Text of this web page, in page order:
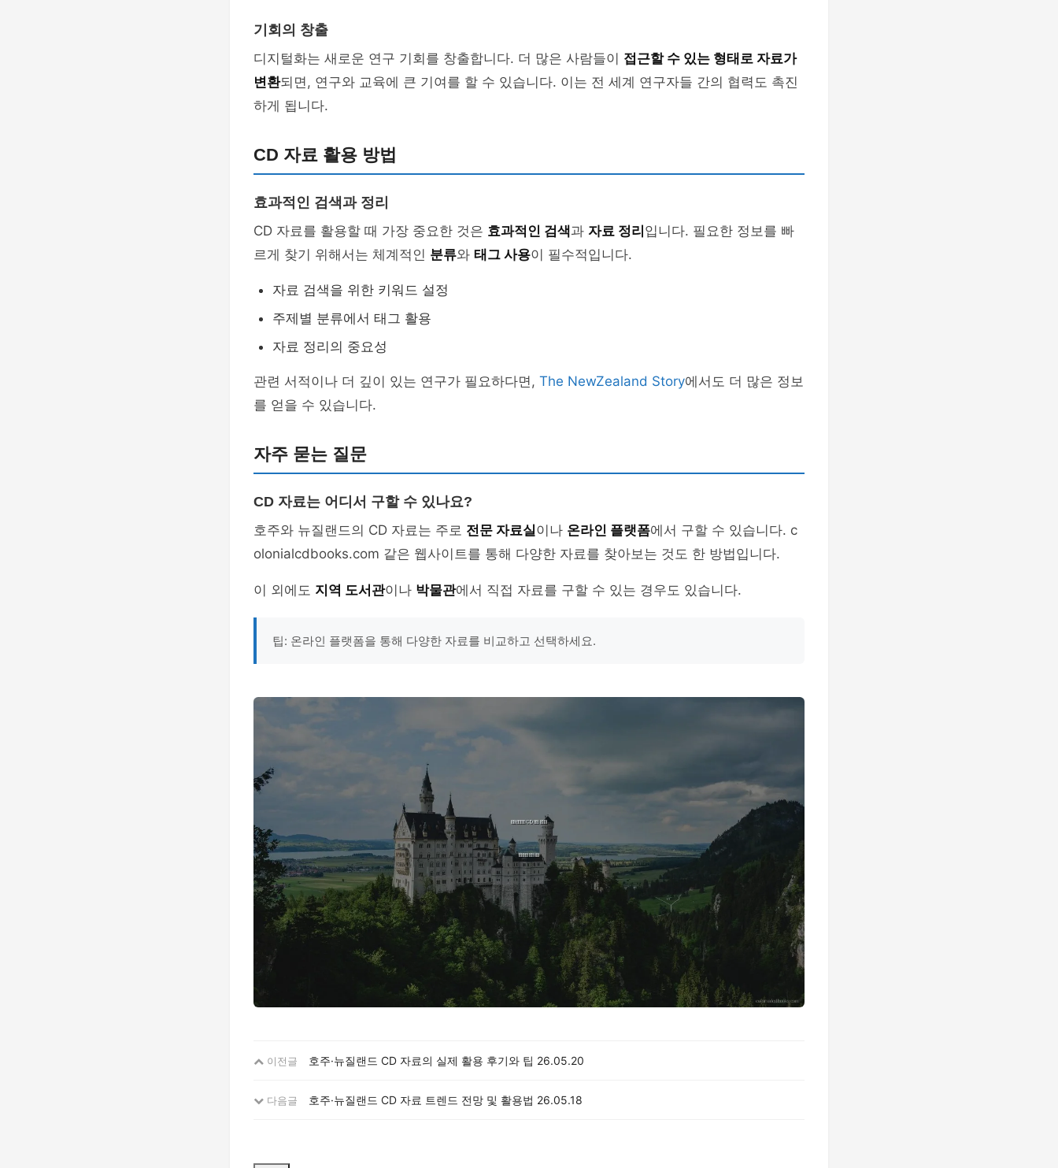
기회의 창출
디지털화는 새로운 연구 기회를 창출합니다. 더 많은 사람들이 접근할 수 있는 형태로 자료가
변환되면, 연구와 교육에 큰 기여를 할 수 있습니다. 이는 전 세계 연구자들 간의 협력도 촉진
하게 됩니다.
CD 자료 활용 방법
효과적인 검색과 정리
CD 자료를 활용할 때 가장 중요한 것은 효과적인 검색과 자료 정리 입니다. 필요한 정보를 빠
르게 찾기 위해서는 체계적인 분류와 태그 사용이 필수적입니다.
자료 검색을 위한 키워드 설정
주제별 분류에서 태그 활용
자료 정리의 중요성
관련 서적이나 더 깊이 있는 연구가 필요하다면, The NewZealand Story에서도 더 많은 정보
를 얻을 수 있습니다.
자주 묻는 질문
CD 자료는 어디서 구할 수 있나요?
호주와 뉴질랜드의 CD 자료는 주로 전문 자료실이나 온라인 플랫폼에서 구할 수 있습니다. c
olonialcdbooks.com 같은 웹사이트를 통해 다양한 자료를 찾아보는 것도 한 방법입니다.
이 외에도 지역 도서관이나 박물관에서 직접 자료를 구할 수 있는 경우도 있습니다.
팁: 온라인 플랫폼을 통해 다양한 자료를 비교하고 선택하세요.
이전글 호주·뉴질랜드 CD 자료의 실제 활용 후기와 팁 26.05.20
다음글 호주·뉴질랜드 CD 자료 트렌드 전망 및 활용법 26.05.18